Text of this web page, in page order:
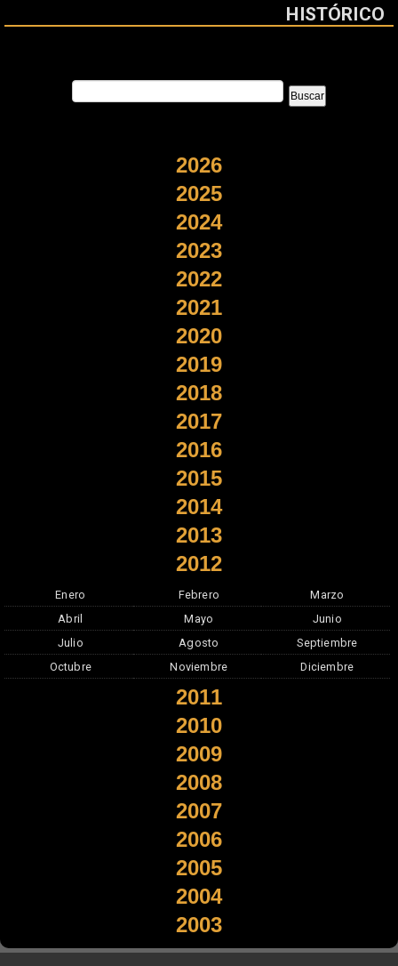
HISTÓRICO
2026
2025
2024
2023
2022
2021
2020
2019
2018
2017
2016
2015
2014
2013
2012
Enero Febrero
Marzo
Abril
Mayo
Junio
Julio
Agosto
Septiembre
Octubre
Noviembre Diciembre
2011
2010
2009
2008
2007
2006
2005
2004
2003